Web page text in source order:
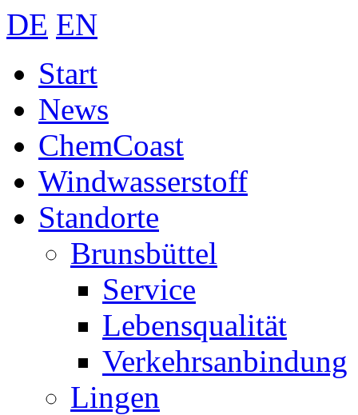
DE EN
Start
News
ChemCoast
Windwasserstoff
Standorte
Brunsbüttel
Service
Lebensqualität
Verkehrsanbindung
Lingen